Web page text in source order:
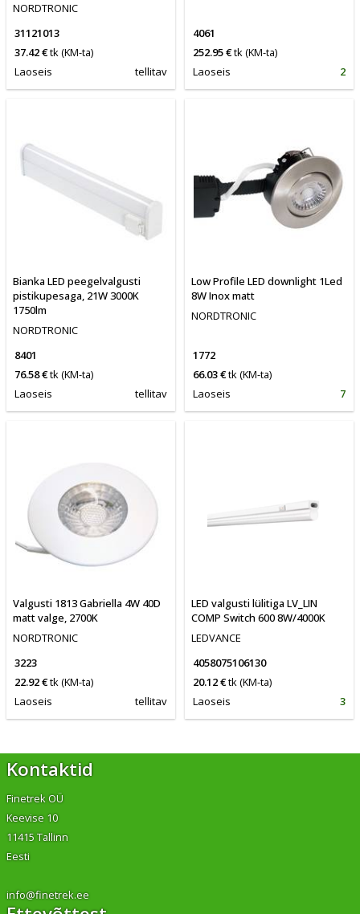
NORDTRONIC
31121013
37.42 €tk(KM-ta)
Laoseis
tellitav
4061
252.95 €tk(KM-ta)
Laoseis
2
Bianka LED peegelvalgusti
pistikupesaga, 21W 3000K
1750lm
NORDTRONIC
8401
76.58 €tk(KM-ta)
Laoseis
tellitav
Low Profile LED downlight 1Led
8W Inox matt
NORDTRONIC
1772
66.03 €tk(KM-ta)
Laoseis
7
Valgusti 1813 Gabriella 4W 40D
matt valge, 2700K
NORDTRONIC
3223
22.92 €tk(KM-ta)
Laoseis
tellitav
LED valgusti lülitiga LV_LIN
COMP Switch 600 8W/4000K
LEDVANCE
4058075106130
20.12 €tk(KM-ta)
Laoseis
3
Kontaktid
Finetrek OÜ
Keevise 10
11415 Tallinn
Eesti
info@finetrek.ee